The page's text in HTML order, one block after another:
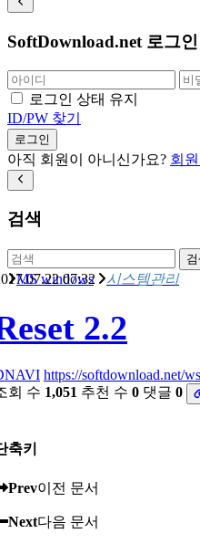
SoftDownload.net 로그인
로그인 상태 유지
ID/PW 찾기
로그인
아직 회원이 아니신가요? 회
검색
검
MS windows 시스템관리
07:32
2.2
https://softdownload.net/
회 수 1,051 추천 수 0 댓글 0
축키
Prev이전 문서
Next다음 문서